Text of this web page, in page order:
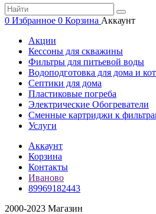
0 Избранное 0 Корзина Аккаунт
Акции
Кессоны для скважины
Фильтры для питьевой воды
Водоподготовка для дома и
Септики для дома
Пластиковые погреба
Электрические Обогреватели
Сменные картриджи к
Услуги
Аккаунт
Корзина
Контакты
Иваново
89969182443
2000-2023 Магазин